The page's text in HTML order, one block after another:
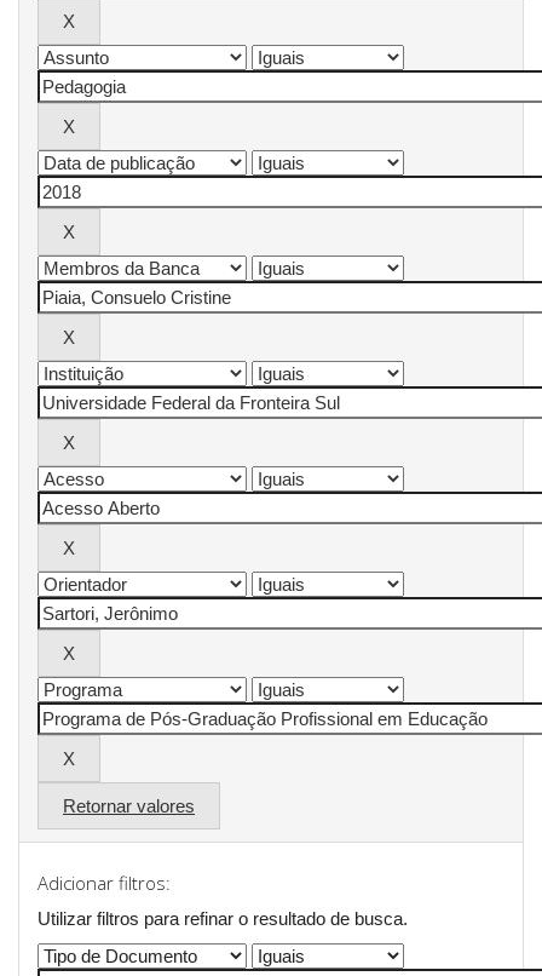
Retornar valores
Adicionar filtros:
Utilizar filtros para refinar o resultado de busca.